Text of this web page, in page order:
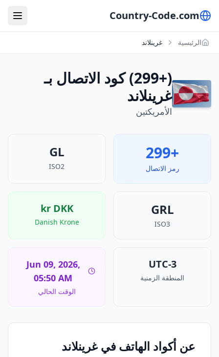
Country-Code.com
الرئيسية غرينلاند
(+299) كود الاتصال بـ
غرينلاند
الأمريكتين
+299
رمز الاتصال
GL
ISO2
GRL
ISO3
kr DKK
Danish Krone
UTC-3
المنطقة الزمنية
Jun 09, 2026,
05:50 AM
الوقت الحالي
عن أكواد الهاتف في غرينلاند